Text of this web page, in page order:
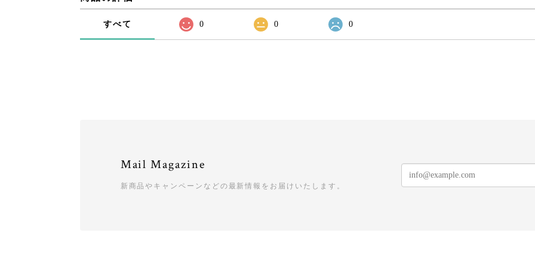
すべて 0 0 0
Mail Magazine
新商品やキャンペーンなどの最新情報をお届けいたします。